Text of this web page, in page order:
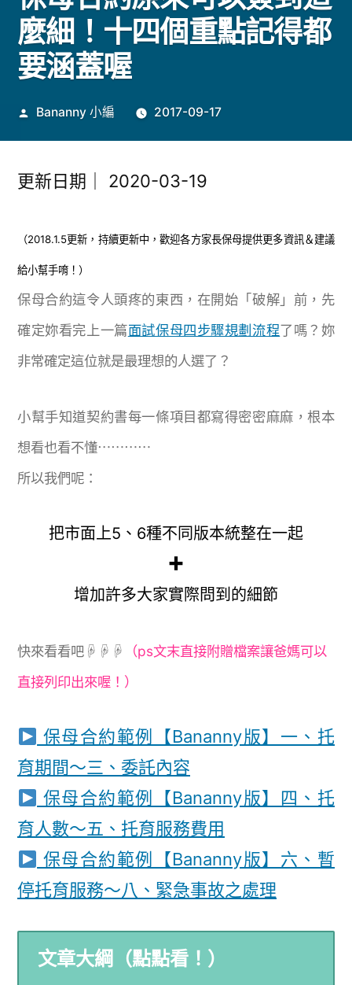
麼細！十四個重點記得都
要涵蓋喔
作
Bananny 小編 2017-09-17
更新日期｜ 2020-03-19
（2018.1.5更新，持續更新中，歡迎各方家長保母提供更多資訊＆建議
給小幫手唷！）
保母合約這令人頭疼的東西，在開始「破解」前，先
確定妳看完上一篇面試保母四步驟規劃流程了嗎？妳
非常確定這位就是最理想的人選了？
小幫手知道契約書每一條項目都寫得密密麻麻，根本
想看也看不懂⋯⋯⋯⋯
所以我們呢：
把市面上5、6種不同版本統整在一起
✚
增加許多大家實際問到的細節
快來看看吧☟☟☟
（ps文末直接附贈檔案讓爸媽可以
直接列印出來喔！）
保母合約範例【Bananny版】一、托
育期間～三、委託內容
保母合約範例【Bananny版】四、托
育人數～五、托育服務費用
保母合約範例【Bananny版】六、暫
停托育服務～八、緊急事故之處理
文章大綱（點點看！）